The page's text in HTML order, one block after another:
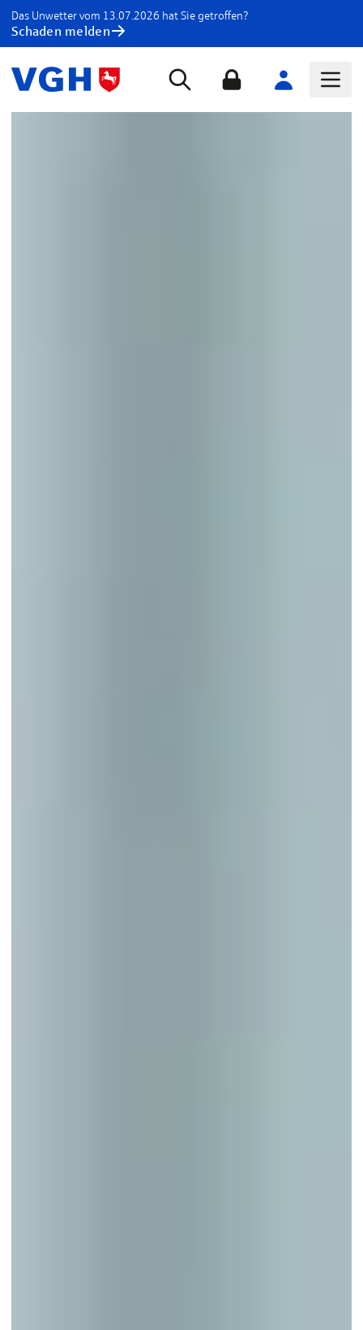
Das Unwetter vom 13.07.2026 hat Sie getroffen?
Schaden melden